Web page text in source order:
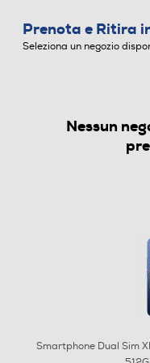
SMARTPHONE DUAL SIM
Prenota e Ritira
Seleziona un negozio
Nessun
Smartphone Dual Sim